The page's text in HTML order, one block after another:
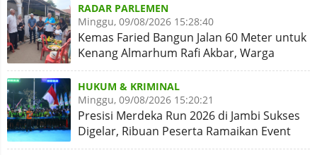
RADAR PARLEMEN
Minggu, 09/08/2026 15:28:40
Kemas Faried Bangun Jalan 60 Meter untuk
Kenang Almarhum Rafi Akbar, Warga
Simpang Rimbo Syukuran
HUKUM & KRIMINAL
Minggu, 09/08/2026 15:20:21
Presisi Merdeka Run 2026 di Jambi Sukses
Digelar, Ribuan Peserta Ramaikan Event
Nasional